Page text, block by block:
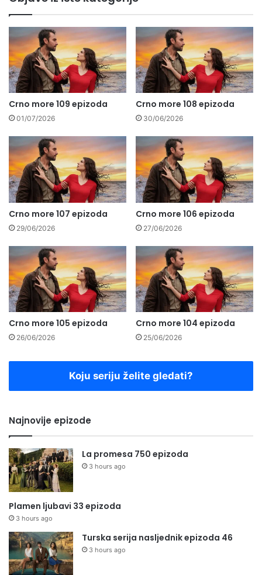
Crno more 109 epizoda
01/07/2026
Crno more 108 epizoda
30/06/2026
Crno more 107 epizoda
29/06/2026
Crno more 106 epizoda
27/06/2026
Crno more 105 epizoda
26/06/2026
Crno more 104 epizoda
25/06/2026
Koju seriju želite gledati?
Najnovije epizode
La promesa 750 epizoda
3 hours ago
Plamen ljubavi 33 epizoda
3 hours ago
Turska serija nasljednik epizoda 46
3 hours ago